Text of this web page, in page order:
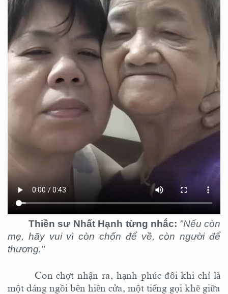
Thiền sư Nhất Hạnh từng nhắc: "Nếu còn
mẹ, hãy vui vì còn chốn để về, còn người để
thương."
Con chợt nhận ra, hạnh phúc đôi khi chỉ là
một dáng ngồi bên hiên cửa, một tiếng gọi khẽ giữa